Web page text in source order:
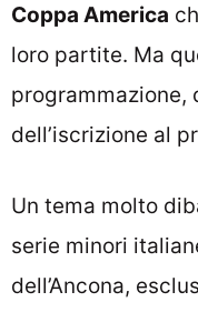
Coppa America
loro partite. Ma
programmazione,
dell’iscrizione al
Un tema molto
serie minori
dell’Ancona,